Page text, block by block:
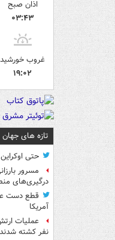
اذان صبح
۰۳:۴۳
غروب خورشید
۱۹:۰۲
تازه های جهان
حتی
مسرور
درگیری‌های
قطع دست
آمریکا
نفر کشته شدند